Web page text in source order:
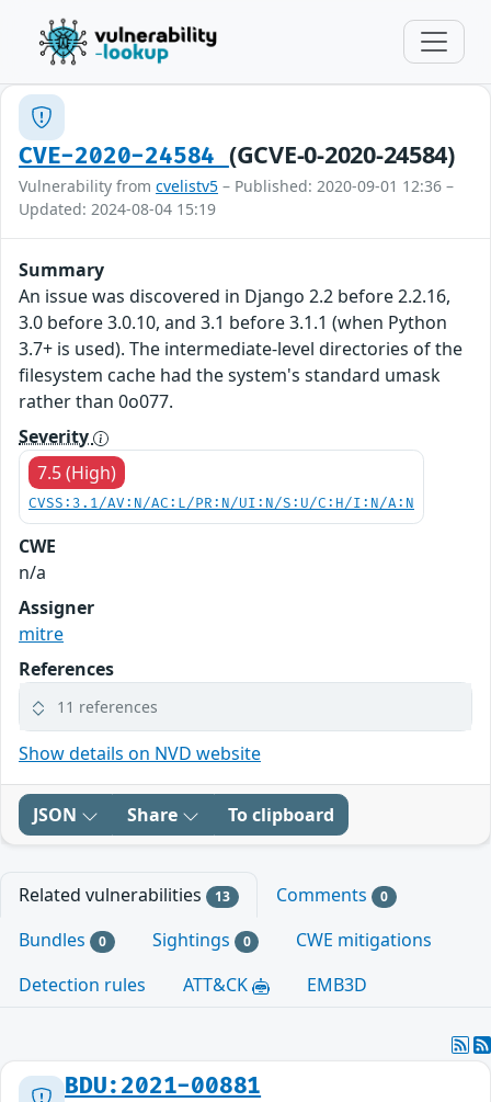
CVE-2020-24584 (GCVE-0-2020-24584)
Vulnerability from cvelistv5 – Published: 2020-09-01 12:36 –
Updated: 2024-08-04 15:19
Summary
An issue was discovered in Django 2.2 before 2.2.16,
3.0 before 3.0.10, and 3.1 before 3.1.1 (when Python
3.7+ is used). The intermediate-level directories of the
filesystem cache had the system's standard umask
rather than 0o077.
Severity
7.5 (High)
CVSS:3.1/AV:N/AC:L/PR:N/UI:N/S:U/C:H/I:N/A:N
CWE
n/a
Assigner
mitre
References
11 references
Show details on NVD website
JSON Share To clipboard
Related vulnerabilities 13 Comments 0
Bundles 0 Sightings 0
CWE mitigations
Detection rules
ATT&CK EMB3D
BDU:2021-00881